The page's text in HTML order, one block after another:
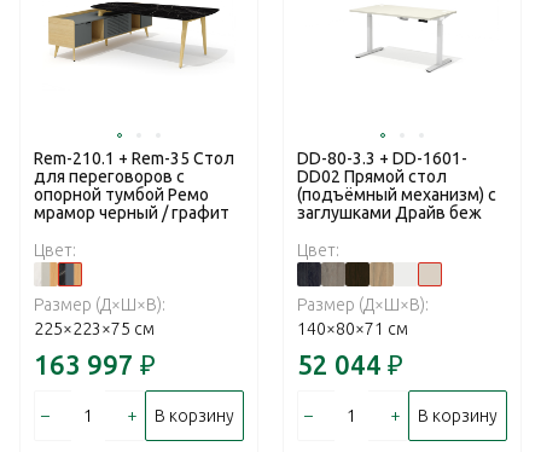
Rem-210.1 + Rem-35 Стол
для переговоров с
опорной тумбой Ремо
мрамор черный / графит
Цвет:
Размер (Д×Ш×В):
225×223×75 см
163 997 ₽
– + В корзину
DD-80-3.3 + DD-1601-
DD02 Прямой стол
(подъёмный механизм) с
заглушками Драйв беж
Цвет:
Размер (Д×Ш×В):
140×80×71 см
52 044 ₽
– + В корзину